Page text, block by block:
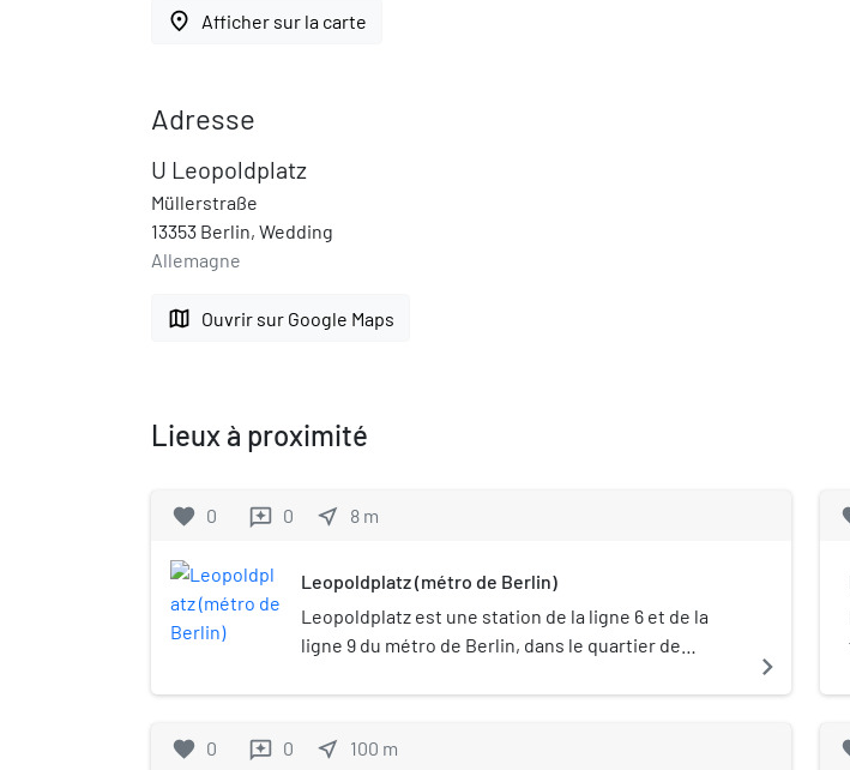
place Afficher sur la carte
Adresse
U Leopoldplatz
Müllerstraße
13353 Berlin, Wedding
Allemagne
map Ouvrir sur Google Maps
Lieux à proximité
favorite 0 reviews 0 near_me 8 m
Leopoldplatz (métro de Berlin)
Leopoldplatz est une station de la ligne 6 et de la
ligne 9 du métro de Berlin, dans le quartier de
navigate_next
favorite 0 reviews 0 near_me 100 m